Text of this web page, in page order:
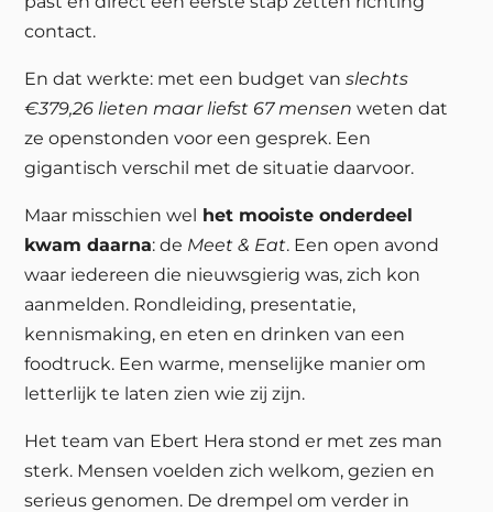
contact.
En dat werkte: met een budget vanslechts
€379,26 lieten maar liefst 67 mensen weten dat
ze openstonden voor een gesprek. Een
gigantisch verschil met de situatie daarvoor.
Maar misschien wel het mooiste onderdeel
kwam daarna: de Meet & Eat. Een open avond
waar iedereen die nieuwsgierig was, zich kon
aanmelden. Rondleiding, presentatie,
kennismaking, en eten en drinken van een
foodtruck. Een warme, menselijke manier om
letterlijk te laten zien wie zij zijn.
Het team van Ebert Hera stond er met zes man
sterk. Mensen voelden zich welkom, gezien en
serieus genomen. De drempel om verder in